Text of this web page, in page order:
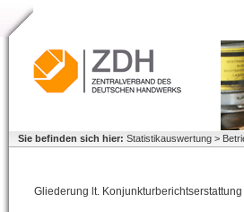
Sie befinden sich hier: Statistikauswertung >
Gliederung lt. Konjunkturberichtserstattung